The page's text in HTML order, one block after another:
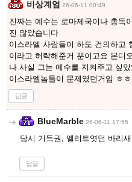
비상계엄 26-06-11 00:49
진짜는 예수는 로마제국이나 총독
진 않았습니다
이스라엘 사람들이 하도 건의하고
이라고 허락해준거 뿐이고요 본디
나 사실 그는 예수를 지켜주고 싶
이스라엘놈들이 문제였던거임 ㅎㅎ
답글
BlueMarble 26-06-11 17:55
당시 기득권, 엘리트엿던 바리
답글